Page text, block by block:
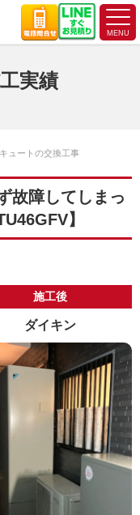
実績
ュートの交換工事
故障してしまっ
】
施工後
ダイキン